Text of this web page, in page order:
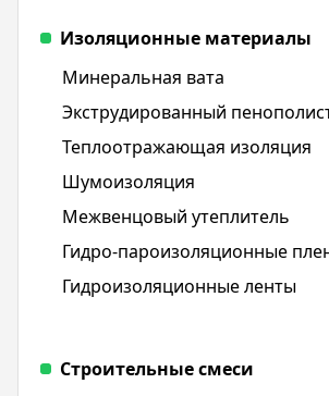
Изоляционные материалы
Минеральная вата
Экструдированный
Теплоотражающая изоляция
Шумоизоляция
Межвенцовый утеплитель
Гидро-пароизоляционные
Гидроизоляционные ленты
Строительные смеси